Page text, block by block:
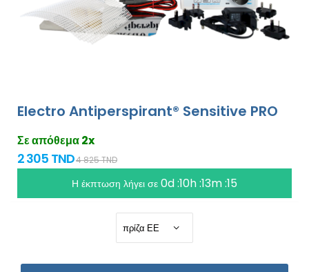
Electro Antiperspirant® Sensitive PRO
Σε απόθεμα 2x
2 305 TND4 825 TND
Η έκπτωση λήγει σε 0d :10h :13m :15